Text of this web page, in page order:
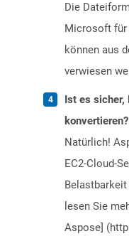
Die
Microsoft für
können aus
verwiesen
Ist es sicher,
konvertieren?
Natürlich!
EC2-Cloud-
lesen Sie
Aspose]